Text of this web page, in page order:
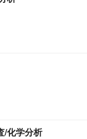
/化学分析